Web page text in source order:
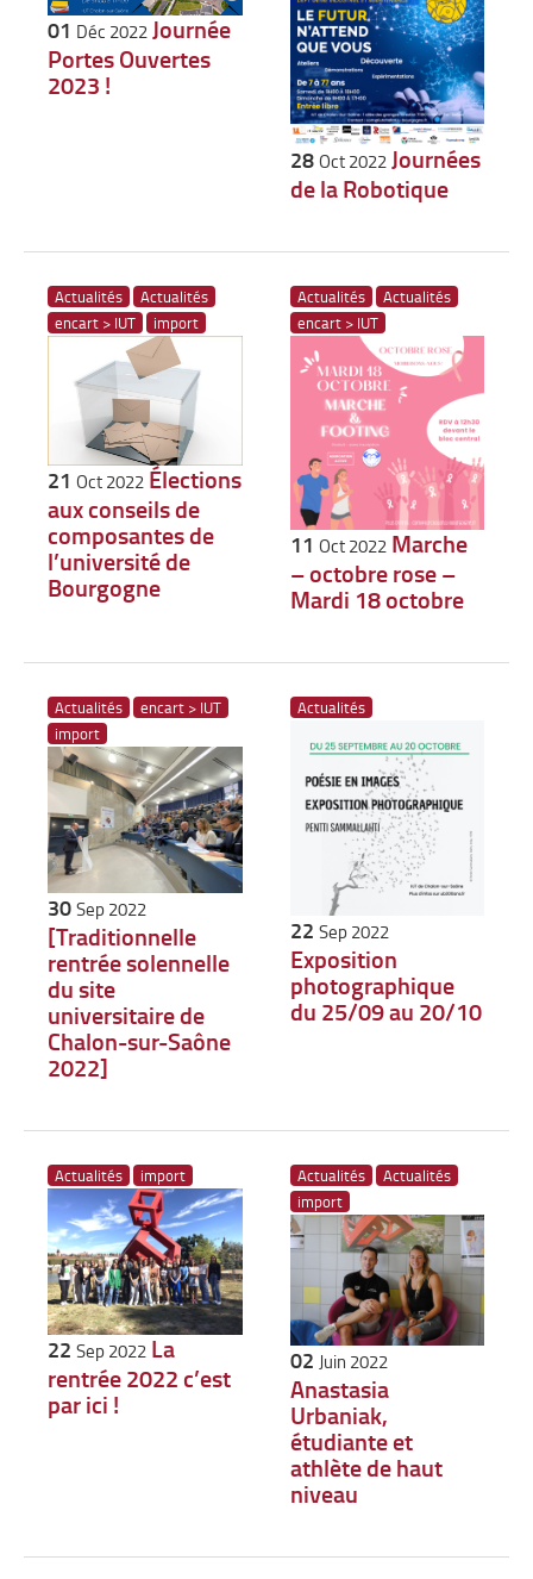
01 Déc 2022Journée
Portes Ouvertes
2023 !
28Oct 2022 Journées
de la Robotique
Actualités
Actualités
encart > IUT
import
21 Oct 2022 Élections
aux conseils de
composantes de
l’université de
Bourgogne
Actualités
Actualités
encart > IUT
11 Oct 2022 Marche
– octobre rose –
Mardi 18 octobre
Actualités
encart > IUT
import
30Sep 2022
[Traditionnelle
rentrée solennelle
du site
universitaire de
Chalon-sur-Saône
2022]
Actualités
22 Sep 2022
Exposition
photographique
du 25/09 au 20/10
Actualités import
22 Sep 2022 La
rentrée 2022 c’est
par ici !
Actualités
Actualités
import
02 Juin 2022
Anastasia
Urbaniak,
étudiante et
athlète de haut
niveau